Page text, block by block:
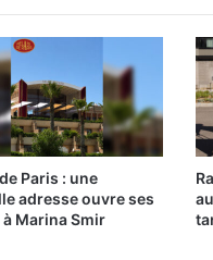
Paris : une
adresse ouvre ses
Marina Smir